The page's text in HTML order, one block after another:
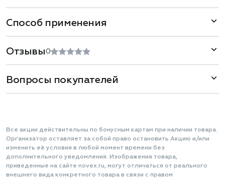
Способ применения
Отзывы 0
Вопросы покупателей
Все акции действительны по бонусным картам при наличии товара.
Организатор оставляет за собой право остановить Акцию и/или
изменить её условия в любой момент времени без
дополнительного уведомления. Изображения товара,
приведенные на сайте novex.ru, могут отличаться от реального
внешнего вида конкретного товара в связи с правом